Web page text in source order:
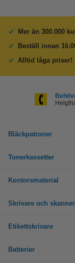
Mer än 300.000
Beställ innan
Alltid låga priser!
Bläckpatroner
Tonerkassetter
Kontorsmaterial
Skrivare och skanner
Etikettskrivare
Batterier